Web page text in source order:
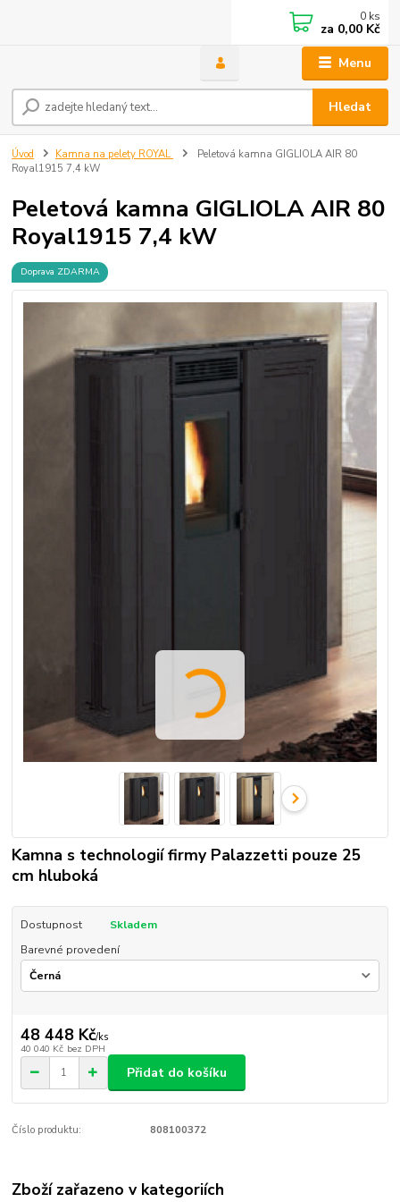
Menu
Hledat
0 ks
za 0,00 Kč
Úvod Kamna na pelety ROYAL
Peletová kamna GIGLIOLA AIR 80
Royal1915 7,4 kW
Peletová kamna GIGLIOLA AIR 80
Royal1915 7,4 kW
Doprava ZDARMA
Kamna s technologií firmy Palazzetti pouze 25
cm hluboká
Dostupnost
Skladem
Barevné provedení
48 448 Kč/ks
40 040 Kč bez DPH
Přidat do košíku
Číslo produktu: 808100372
Zboží zařazeno v kategoriích